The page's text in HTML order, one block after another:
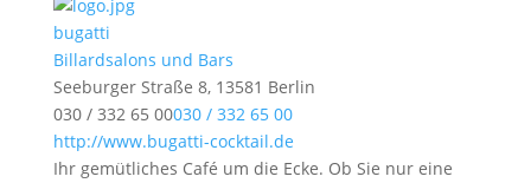
bugatti
Billardsalons und Bars
Seeburger Straße 8, 13581 Berlin
030 / 332 65 00030 / 332 65 00
http://www.bugatti-cocktail.de
Ihr gemütliches Café um die Ecke. Ob Sie nur eine